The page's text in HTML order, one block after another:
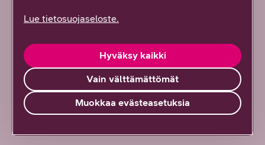
Apple iPad
Android Tablet
Lue tietosuojaseloste.
Vain välttämättömät
Hyväksy kaikki
Muokkaa evästeasetuksia